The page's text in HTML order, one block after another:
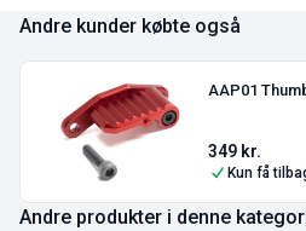
Andre kunder købte også
AAP01
349 kr.
Kun få
Andre produkter i denne